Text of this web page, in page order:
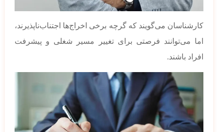
کارشناسان می‌گویند که گرچه برخی اخراج‌ها اجتناب‌ناپذیرند،
اما می‌توانند فرصتی برای تغییر مسیر شغلی و پیشرفت
افراد باشند.